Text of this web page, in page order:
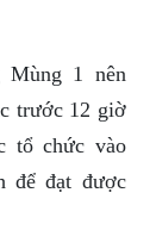
Mùng 1 nên
trước 12 giờ
tổ chức vào
để đạt được